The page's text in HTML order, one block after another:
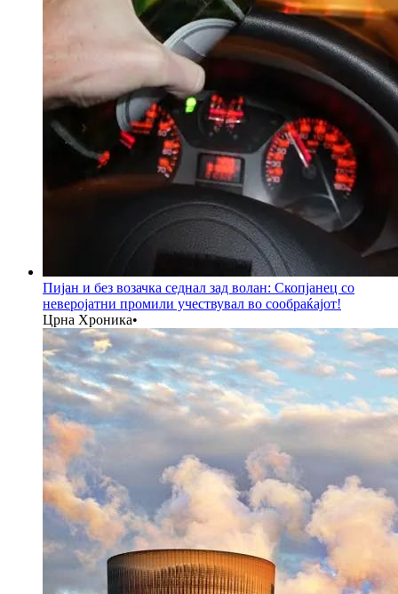
Пијан и без возачка седнал зад волан: Скопјанец со
неверојатни промили учествувал во сообраќајот!
Црна Хроника•